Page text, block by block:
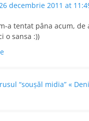
decembrie 2011 at
a tentat pâna acum, de
o sansa :))
“souşăl midia” «